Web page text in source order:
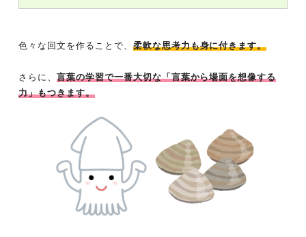
色々な回文を作ることで、 柔軟な思考力も身に付きます。
さらに、 言葉の学習で一番大切な「言葉から場面を想像する
力」もつきます。